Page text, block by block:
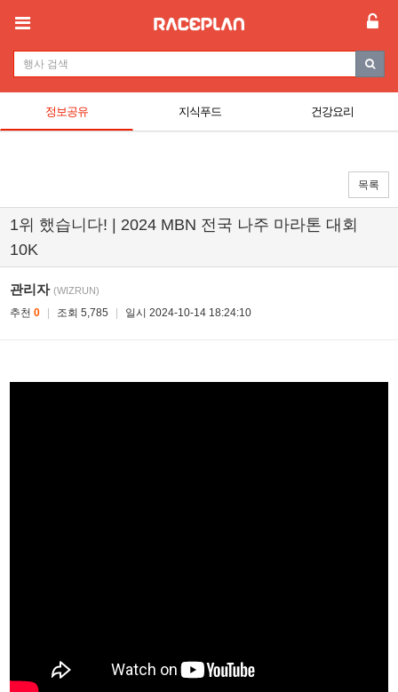
정보공유 지식푸드 건강요리
목록
1위 했습니다! | 2024 MBN 전국 나주 마라톤 대회
10K
관리자 (WIZRUN)
추천 0 | 조회 5,785 | 일시 2024-10-14 18:24:10